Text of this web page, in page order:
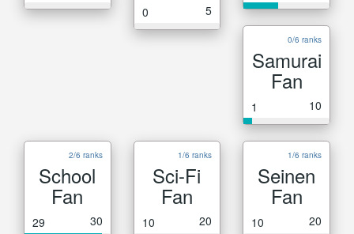
0 5
0/6 ranks
Samurai
Fan
1 10
2/6 ranks
School
Fan
29 30
1/6 ranks
Sci-Fi
Fan
10 20
1/6 ranks
Seinen
Fan
10 20